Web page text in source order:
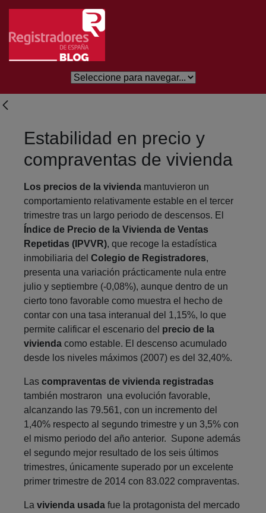
Salta al contingut principal
Estabilidad en precio y
compraventas de vivienda
Los precios de la vivienda mantuvieron un
comportamiento relativamente estable en el tercer
trimestre tras un largo periodo de descensos. El
Índice de Precio de la Vivienda de Ventas
Repetidas (IPVVR), que recoge la estadística
inmobiliaria del Colegio de Registradores,
presenta una variación prácticamente nula entre
julio y septiembre (-0,08%), aunque dentro de un
cierto tono favorable como muestra el hecho de
contar con una tasa interanual del 1,15%, lo que
permite calificar el escenario del precio de la
vivienda como estable. El descenso acumulado
desde los niveles máximos (2007) es del 32,40%.
Las compraventas de vivienda registradas
también mostraron una evolución favorable,
alcanzando las 79.561, con un incremento del
1,40% respecto al segundo trimestre y un 3,5% con
el mismo periodo del año anterior. Supone además
el segundo mejor resultado de los seis últimos
trimestres, únicamente superado por un excelente
primer trimestre de 2014 con 83.022 compraventas.
La vivienda usada fue la protagonista del mercado